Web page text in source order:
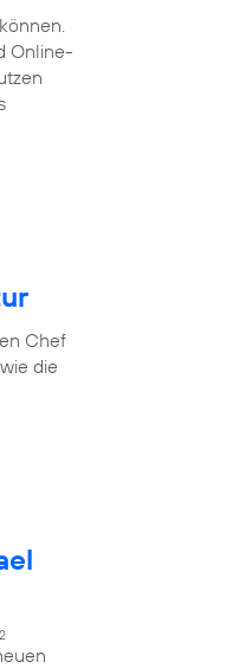
Online-
Chef
die
2